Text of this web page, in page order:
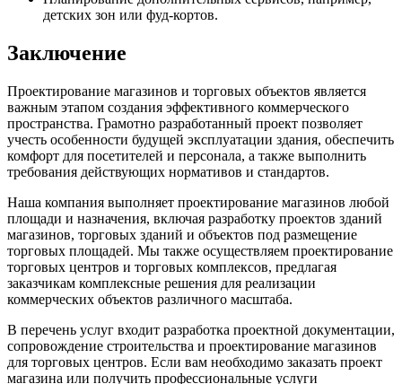
детских зон или фуд-кортов.
Заключение
Проектирование магазинов и торговых объектов является
важным этапом создания эффективного коммерческого
пространства. Грамотно разработанный проект позволяет
учесть особенности будущей эксплуатации здания, обеспечить
комфорт для посетителей и персонала, а также выполнить
требования действующих нормативов и стандартов.
Наша компания выполняет проектирование магазинов любой
площади и назначения, включая разработку проектов зданий
магазинов, торговых зданий и объектов под размещение
торговых площадей. Мы также осуществляем проектирование
торговых центров и торговых комплексов, предлагая
заказчикам комплексные решения для реализации
коммерческих объектов различного масштаба.
В перечень услуг входит разработка проектной документации,
сопровождение строительства и проектирование магазинов
для торговых центров. Если вам необходимо заказать проект
магазина или получить профессиональные услуги